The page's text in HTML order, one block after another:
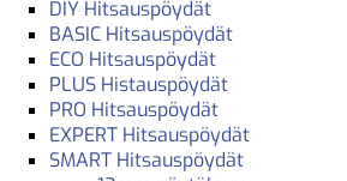
DIY Hitsauspöydät
BASIC Hitsauspöydät
ECO Hitsauspöydät
PLUS Histauspöydät
PRO Hitsauspöydät
EXPERT Hitsauspöydät
SMART Hitsauspöydät